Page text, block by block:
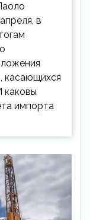
в
касающихся
каковы
импорта